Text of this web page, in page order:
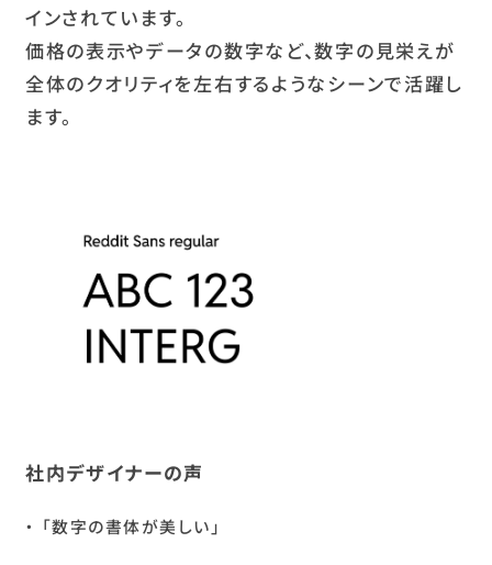
インされています。
価格の表示やデータの数字など、数字の見栄えが
全体のクオリティを左右するようなシーンで活躍し
ます。
社内デザイナーの声
「数字の書体が美しい」